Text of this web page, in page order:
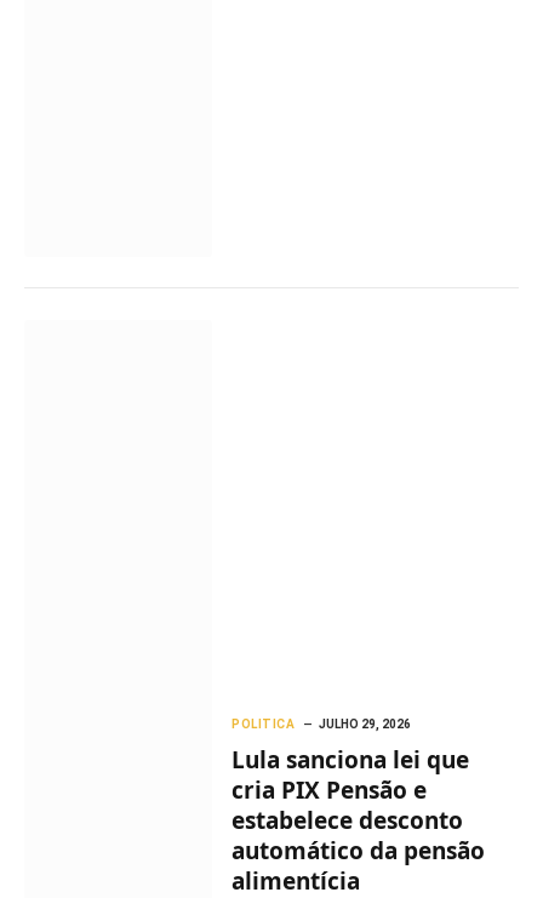
POLITICA JULHO 29, 2026
Lula sanciona lei que
cria PIX Pensão e
estabelece desconto
automático da pensão
alimentícia